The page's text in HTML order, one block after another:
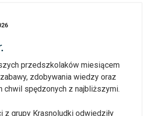
przedszkolaków miesiącem
zabawy, zdobywania wiedzy oraz
chwil spędzonych z najbliższymi.
z grupy Krasnoludki odwiedziły